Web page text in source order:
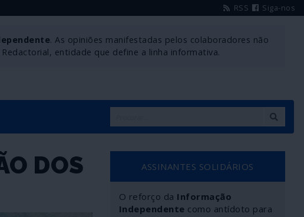
RSS Siga-nos
. As opiniões manifestadas pelos colaboradores não
entidade que define a linha informativa.
DOS
ASSINANTES SOLIDÁRIOS
O reforço da Informação
Independente como antídoto para